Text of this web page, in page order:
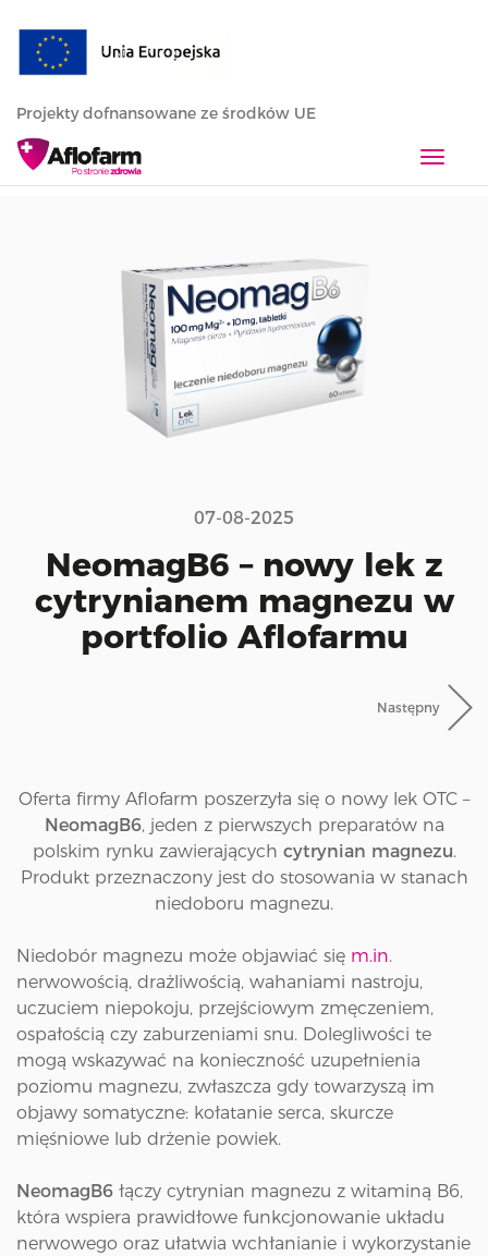
Projekty dofnansowane ze środków UE
T
o
07-08-2025
NeomagB6 – nowy lek z
cytrynianem magnezu w
portfolio Aflofarmu
Następny
Oferta firmy Aflofarm poszerzyła się o nowy lek OTC –
NeomagB6, jeden z pierwszych preparatów na
polskim rynku zawierających cytrynian magnezu.
Produkt przeznaczony jest do stosowania w stanach
niedoboru magnezu.
Niedobór magnezu może objawiać się m.in.
nerwowością, drażliwością, wahaniami nastroju,
uczuciem niepokoju, przejściowym zmęczeniem,
ospałością czy zaburzeniami snu. Dolegliwości te
mogą wskazywać na konieczność uzupełnienia
poziomu magnezu, zwłaszcza gdy towarzyszą im
objawy somatyczne: kołatanie serca, skurcze
mięśniowe lub drżenie powiek.
NeomagB6 łączy cytrynian magnezu z witaminą B6,
która wspiera prawidłowe funkcjonowanie układu
nerwowego oraz ułatwia wchłanianie i wykorzystanie